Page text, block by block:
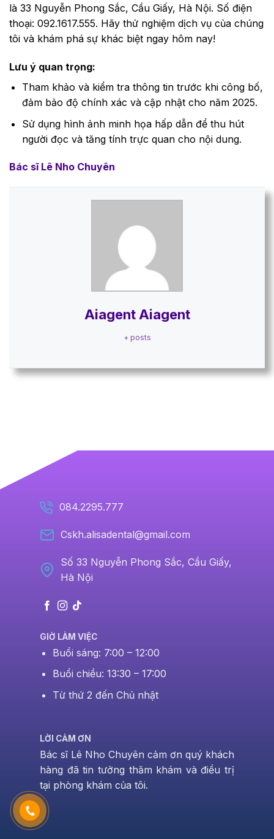
là 33 Nguyễn Phong Sắc, Cầu Giấy, Hà Nội. Số điện
thoại: 092.1617.555. Hãy thử nghiệm dịch vụ của chúng
tôi và khám phá sự khác biệt ngay hôm nay!
Lưu ý quan trọng:
Tham khảo và kiểm tra thông tin trước khi công bố,
đảm bảo độ chính xác và cập nhật cho năm 2025.
Sử dụng hình ảnh minh họa hấp dẫn để thu hút
người đọc và tăng tính trực quan cho nội dung.
Bác sĩ Lê Nho Chuyên
Aiagent Aiagent
+ posts
084.2295.777
Cskh.alisadental@gmail.com
Số 33 Nguyễn Phong Sắc, Cầu Giấy,
Hà Nội
GIỜ LÀM VIỆC
Buổi sáng: 7:00 – 12:00
Buổi chiều: 13:30 – 17:00
Từ thứ 2 đến Chủ nhật
LỜI CẢM ƠN
Bác sĩ Lê Nho Chuyên cảm ơn quý khách
hàng đã tin tưởng thăm khám và điều trị
tại phòng khám của tôi.